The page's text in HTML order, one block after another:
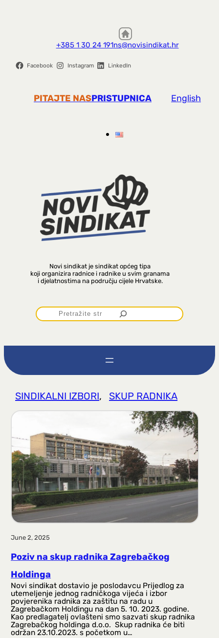
+385 1 30 24 191ns@novisindikat.hr
Facebook Instagram LinkedIn
PITAJTE NASPRISTUPNICA English
Novi sindikat je sindikat općeg tipa
koji organizira radnice i radnike u svim granama
i djelatnostima na području cijele Hrvatske.
P
r
t
r
a
g
a
SINDIKALNI IZBORI, SKUP RADNIKA
June 2, 2025
Poziv na skup radnika Zagrebačkog
Holdinga
Novi sindikat dostavio je poslodavcu Prijedlog za
utemeljenje jednog radničkoga vijeća i izbor
povjerenika radnika za zaštitu na radu u
Zagrebačkom Holdingu na dan 5. 10. 2023. godine.
Kao predlagatelj ovlašteni smo sazvati skup radnika
Zagrebačkog holdinga d.o.o. Skup radnika će biti
održan 23.10.2023. s početkom u…